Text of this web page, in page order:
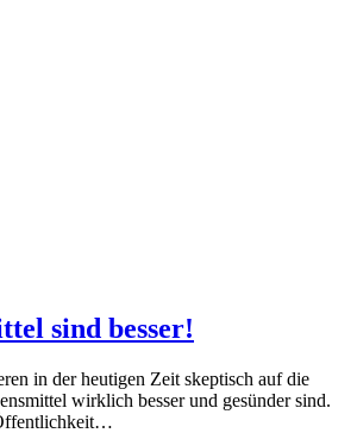
sind besser!
in der heutigen Zeit skeptisch auf die
wirklich besser und gesünder sind.